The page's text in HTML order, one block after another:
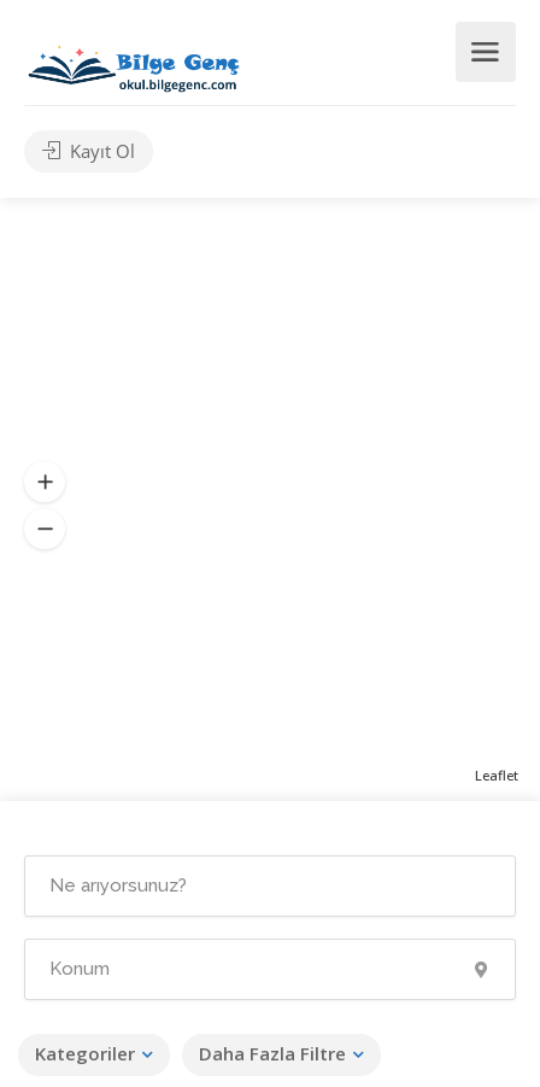
Kayıt Ol
Kategoriler Daha Fazla Filtre
Leaflet